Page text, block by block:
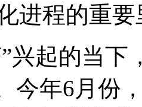
进程的重
兴起的当下
今年6月份